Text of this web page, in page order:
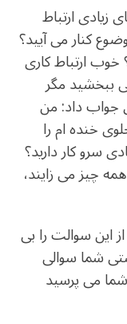
زیادی ارتباط
کنار می آیید؟
خوب ارتباط کاری
ببخشید مگر
داد: من
خنده ام را
سرو کار دارید؟
چیز می زایند،
این سوالت را بی
شما سوالی
می پرسید